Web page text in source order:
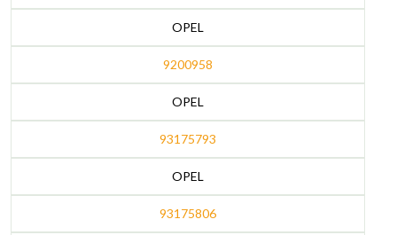
OPEL
9200958
OPEL
93175793
OPEL
93175806